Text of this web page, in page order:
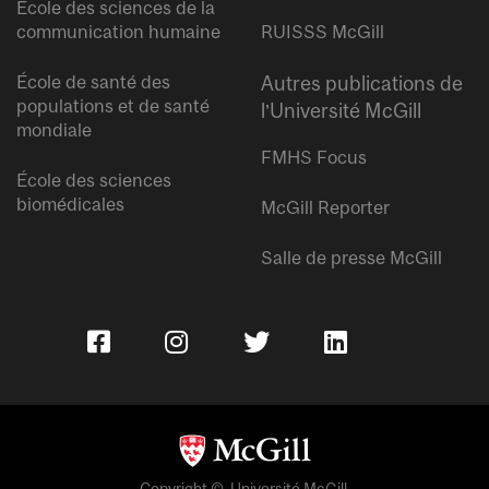
École des sciences de la
communication humaine
École de santé des
populations et de santé
mondiale
École des sciences
biomédicales
RUISSS McGill
Autres publications de
l’Université McGill
FMHS Focus
McGill Reporter
Salle de presse McGill